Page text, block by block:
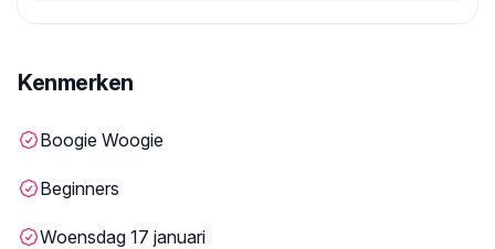
Kenmerken
Boogie Woogie
Beginners
Woensdag 17 januari